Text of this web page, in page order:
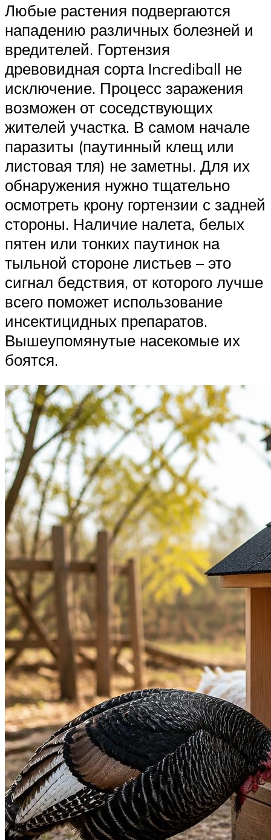
Любые растения подвергаются
нападению различных болезней и
вредителей. Гортензия
древовидная сорта Incrediball не
исключение. Процесс заражения
возможен от соседствующих
жителей участка. В самом начале
паразиты (паутинный клещ или
листовая тля) не заметны. Для их
обнаружения нужно тщательно
осмотреть крону гортензии с задней
стороны. Наличие налета, белых
пятен или тонких паутинок на
тыльной стороне листьев – это
сигнал бедствия, от которого лучше
всего поможет использование
инсектицидных препаратов.
Вышеупомянутые насекомые их
боятся.